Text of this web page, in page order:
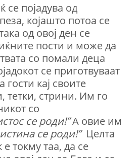
се појадувa од
којашто потоа се
од овој ден се
пости и може да
со помали деца
се приготвуваат
кај своите
тетки, стрини. Им го
со
се роди!”A овие им
се роди!”Целта
токму таа, да се